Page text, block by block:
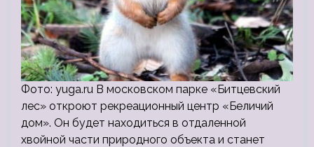
Фото: yuga.ru В московском парке «Битцевский
лес» откроют рекреационный центр «Беличий
дом». Он будет находиться в отдаленной
хвойной части природного объекта и станет